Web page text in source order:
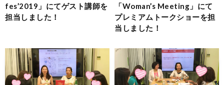
fes’2019」にてゲスト講師を
担当しました！
「Woman’s Meeting」にて
プレミアムトークショーを担
当しました！